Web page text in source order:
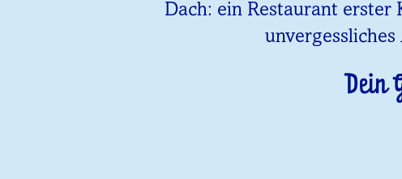
Dach: ein Restaurant erster
Dein